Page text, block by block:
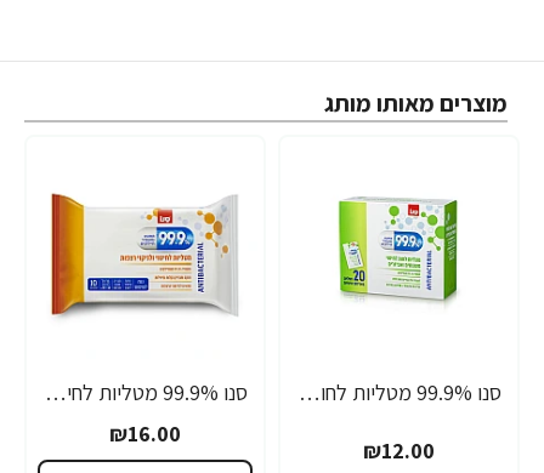
מוצרים מאותו מותג
סנו 99.9% מטליות לחות אישיות לחיטוי משטחים ואביזרים - 20 מגבונים
₪12.00
סנו 99.9% מטליות לחיטוי ולניקוי רצפות - 10 יחידות
₪16.00